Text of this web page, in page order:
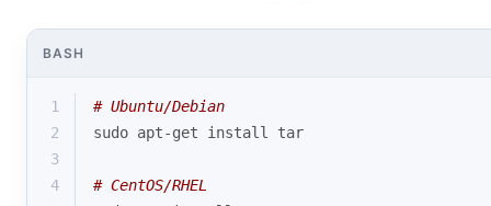
BASH
1
# Ubuntu/Debian
2
sudo apt-get install tar
3
4
# CentOS/RHEL